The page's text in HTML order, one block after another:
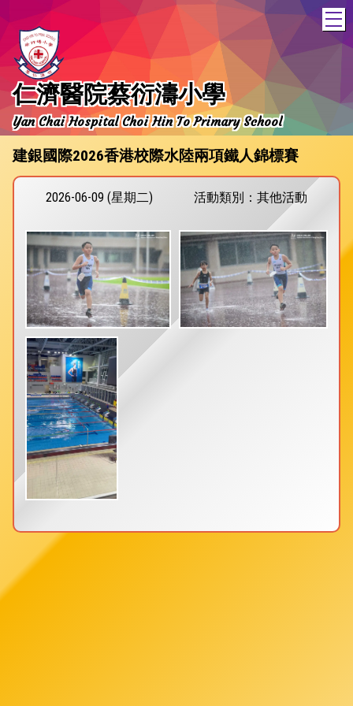
仁濟醫院蔡衍濤小學
Yan Chai Hospital Choi Hin To Primary School
建銀國際2026香港校際水陸兩項鐵人錦標賽
2026-06-09 (星期二) 活動類別：其他活動